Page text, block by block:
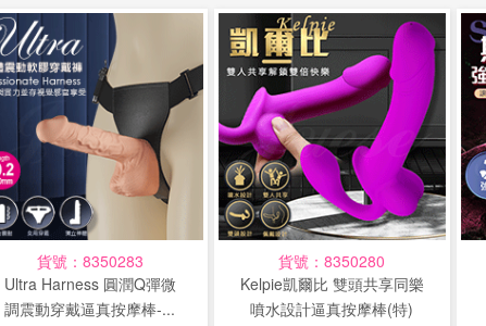
貨號：8350283
Ultra Harness 圓潤Q彈微
調震動穿戴逼真按摩棒-...
貨號：8350280
Kelpie凱爾比 雙頭共享同樂
噴水設計逼真按摩棒(特)